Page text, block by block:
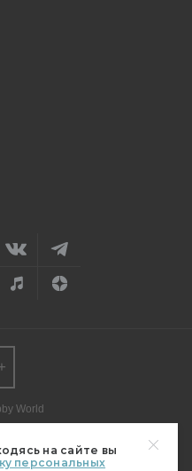
на сайте вы
персональных
World
с мнением редакции.